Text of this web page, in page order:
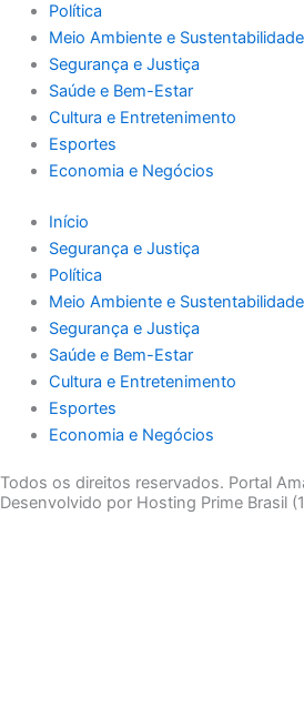
Política
Meio Ambiente e Sustentabilidade
Segurança e Justiça
Saúde e Bem-Estar
Cultura e Entretenimento
Esportes
Economia e Negócios
Início
Segurança e Justiça
Política
Meio Ambiente e Sustentabilidade
Segurança e Justiça
Saúde e Bem-Estar
Cultura e Entretenimento
Esportes
Economia e Negócios
Todos os direitos reservados. Portal
Desenvolvido por Hosting Prime Brasil